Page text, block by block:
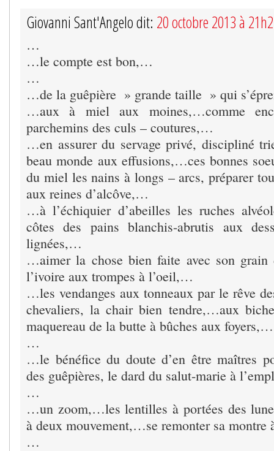
Giovanni Sant'Angelo dit: 20 octobre 2013 à
…
…le compte est bon,…
…
…de la guêpière » grande taille » qui
…aux à miel aux moines,…comme
parchemins des culs – coutures,…
…en assurer du servage privé, discipliné
beau monde aux effusions,…ces bonnes
du miel les nains à longs – arcs, préparer
aux reines d’alcôve,…
…à l’échiquier d’abeilles les ruches
côtes des pains blanchis-abrutis aux
lignées,…
…aimer la chose bien faite avec son
l’ivoire aux trompes à l’oeil,…
…les vendanges aux tonneaux par le rêve
chevaliers, la chair bien tendre,…aux
maquereau de la butte à bûches aux foyers,…
…
…le bénéfice du doute d’en être maîtres
des guêpières, le dard du salut-marie à
…
…un zoom,…les lentilles à portées des
à deux mouvement,…se remonter sa montre
…